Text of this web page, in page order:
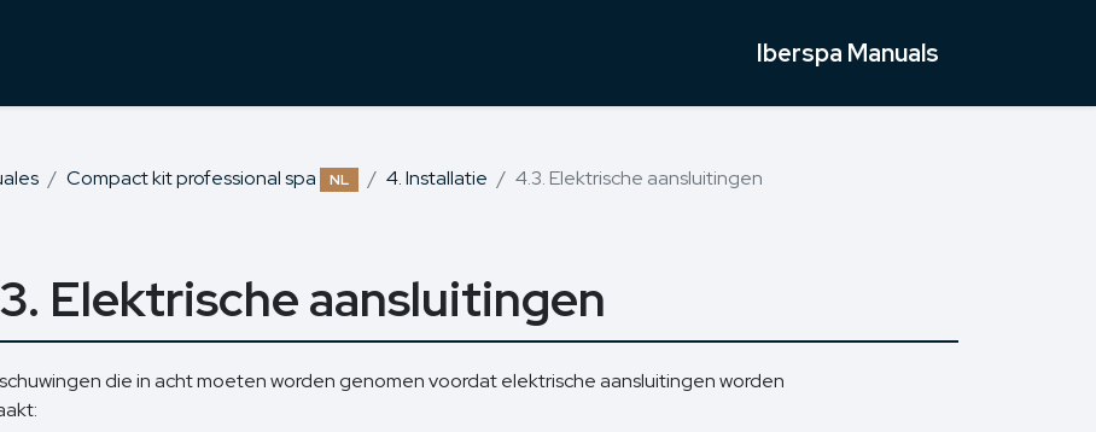
Iberspa Manuals
Compact kit professional spa NL 4. Installatie 4.3. Elektrische aansluitingen
Elektrische aansluitingen
die in acht moeten worden genomen voordat elektrische aansluitingen worden